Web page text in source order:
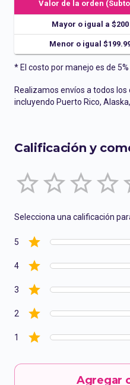
Valor de la orden
Mayor o igual a $200
Menor o igual
* El costo por manejo es de
Realizamos envíos a todos
incluyendo Puerto Rico,
Calificación y
1 Star2 Stars
3 4
Selecciona una calificación
5
4
3
2
1
Agregar